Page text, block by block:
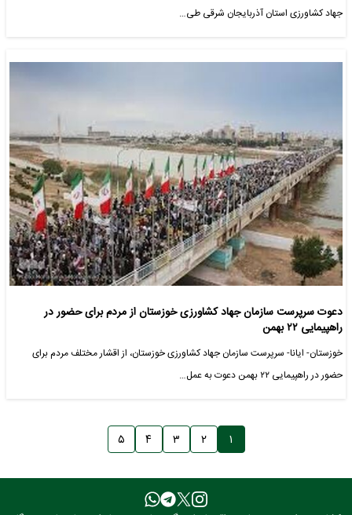
جهاد کشاورزی استان آذربایجان شرقی طی…
دعوت سرپرست سازمان جهاد کشاورزی خوزستان از مردم برای حضور در
راهپیمایی ۲۲ بهمن
خوزستان- ایانا- سرپرست سازمان جهاد کشاورزی خوزستان، از اقشار مختلف مردم برای
حضور در راهپیمایی ۲۲ بهمن دعوت به عمل…
۱ ۲ ۳ ۴ ۵